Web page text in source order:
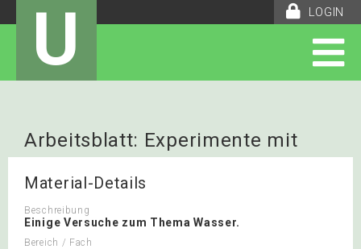
LOGIN
U
Arbeitsblatt: Experimente mit
Wasser
Material-Details
Beschreibung
Einige Versuche zum Thema Wasser.
Bereich / Fach